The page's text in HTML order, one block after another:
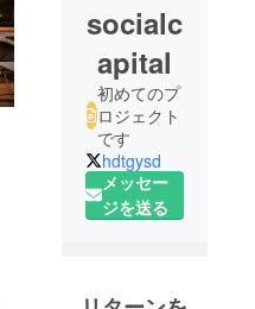
socialc
apital
初めてのプ
ロジェクト
です
hdtgysd
メッセー
ジを送る